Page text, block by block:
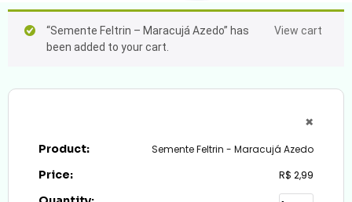
View cart
“Semente Feltrin – Maracujá Azedo” has
been added to your cart.
×
Semente Feltrin - Maracujá Azedo
R$ 2,99